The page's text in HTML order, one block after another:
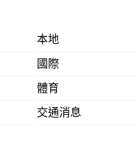
本地
國際
體育
交通消息